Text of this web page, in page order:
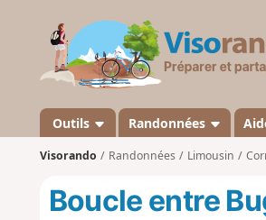
Outils Randonnées
Visorando Randonnées Limousin
Boucle entre